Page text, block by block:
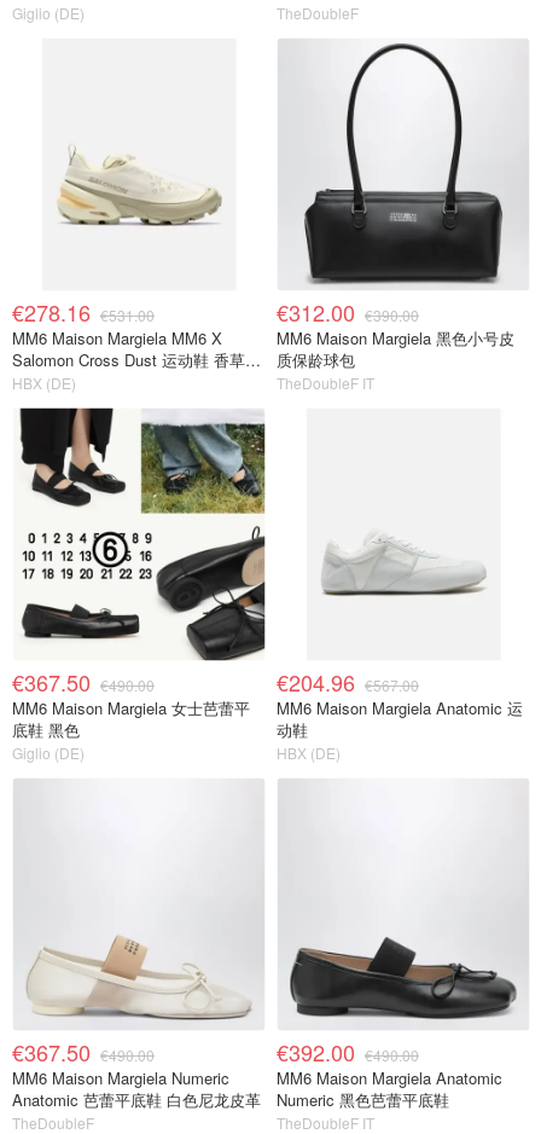
Giglio (DE) TheDoubleF
€278.16 €531.00
MM6 Maison Margiela MM6 X
Salomon Cross Dust 运动鞋 香草冰
色
HBX (DE)
€312.00 €390.00
MM6 Maison Margiela 黑色小号皮
质保龄球包
TheDoubleF IT
€367.50 €490.00
MM6 Maison Margiela 女士芭蕾平
底鞋 黑色
Giglio (DE)
€204.96 €567.00
MM6 Maison Margiela Anatomic 运
动鞋
HBX (DE)
€367.50 €490.00
MM6 Maison Margiela Numeric
Anatomic 芭蕾平底鞋 白色尼龙皮革
TheDoubleF
€392.00 €490.00
MM6 Maison Margiela Anatomic
Numeric 黑色芭蕾平底鞋
TheDoubleF IT